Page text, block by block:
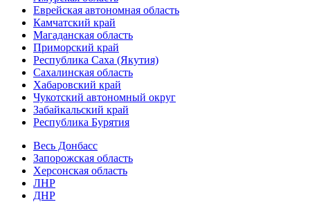
Еврейская автономная область
Камчатский край
Магаданская область
Приморский край
Республика Саха (Якутия)
Сахалинская область
Хабаровский край
Чукотский автономный округ
Забайкальский край
Республика Бурятия
Весь Донбасс
Запорожская область
Херсонская область
ЛНР
ДНР